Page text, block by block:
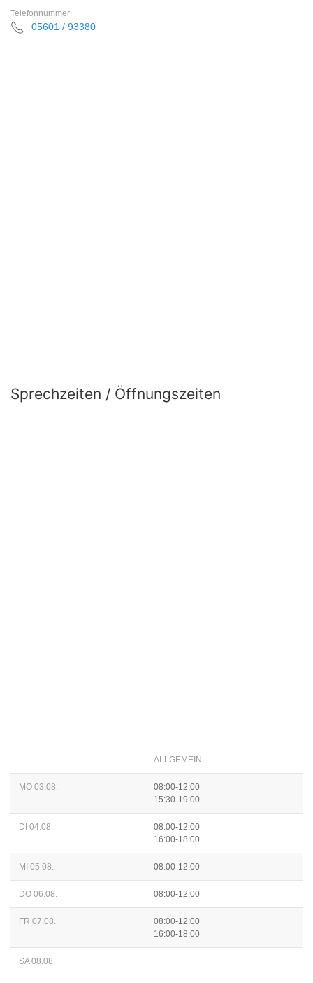
Telefonnummer
05601 / 93380
Sprechzeiten / Öffnungszeiten
ALLGEMEIN
MO 03.08.
08:00-12:00
15:30-19:00
DI 04.08.
08:00-12:00
16:00-18:00
MI 05.08. 08:00-12:00
DO 06.08. 08:00-12:00
FR 07.08.
08:00-12:00
16:00-18:00
SA 08.08.